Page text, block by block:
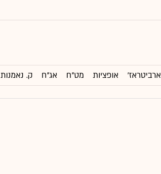
ארביטראז' אופציות מט"ח אג"ח ק. נאמנות